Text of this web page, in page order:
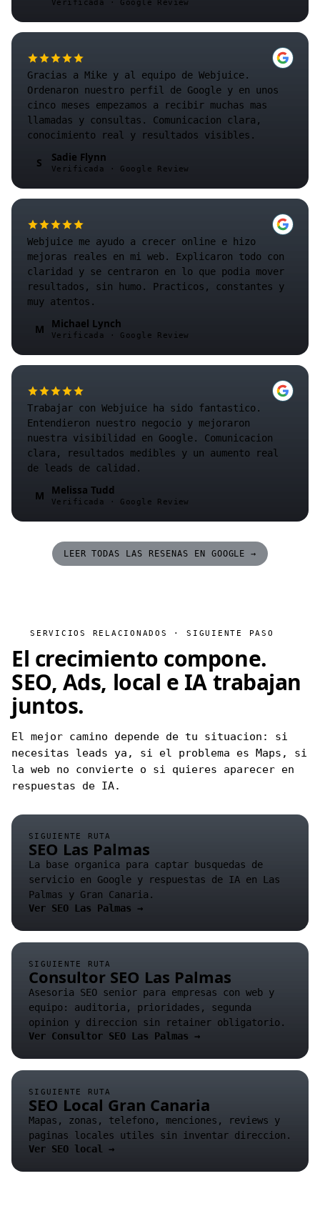
Verificada · Google Review
Gracias a Mike y al equipo de Webjuice.
Ordenaron nuestro perfil de Google y en unos
cinco meses empezamos a recibir muchas mas
llamadas y consultas. Comunicacion clara,
conocimiento real y resultados visibles.
S Sadie Flynn
Verificada · Google Review
Webjuice me ayudo a crecer online e hizo
mejoras reales en mi web. Explicaron todo con
claridad y se centraron en lo que podia mover
resultados, sin humo. Practicos, constantes y
muy atentos.
M Michael Lynch
Verificada · Google Review
Trabajar con Webjuice ha sido fantastico.
Entendieron nuestro negocio y mejoraron
nuestra visibilidad en Google. Comunicacion
clara, resultados medibles y un aumento real
de leads de calidad.
M Melissa Tudd
Verificada · Google Review
LEER TODAS LAS RESENAS EN GOOGLE →
SERVICIOS RELACIONADOS · SIGUIENTE PASO
El crecimiento compone.
SEO, Ads, local e IA trabajan
juntos.
El mejor camino depende de tu situacion: si
necesitas leads ya, si el problema es Maps, si
la web no convierte o si quieres aparecer en
respuestas de IA.
SIGUIENTE RUTA
SEO Las Palmas
La base organica para captar busquedas de
servicio en Google y respuestas de IA en Las
Palmas y Gran Canaria.
Ver SEO Las Palmas →
SIGUIENTE RUTA
Consultor SEO Las Palmas
Asesoria SEO senior para empresas con web y
equipo: auditoria, prioridades, segunda
opinion y direccion sin retainer obligatorio.
Ver Consultor SEO Las Palmas →
SIGUIENTE RUTA
SEO Local Gran Canaria
Mapas, zonas, telefono, menciones, reviews y
paginas locales utiles sin inventar direccion.
Ver SEO local →